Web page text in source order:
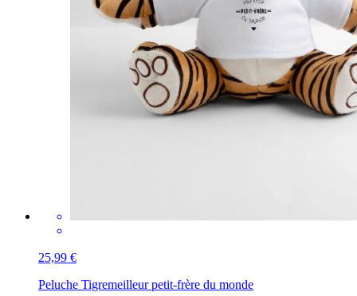
25,99 €
Peluche Tigremeilleur petit-frère du monde